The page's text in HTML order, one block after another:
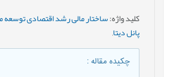
کلید واژه:ساختار مالی رشد اقتصادی توسعه
پانل دیتا,
چکیده مقاله: